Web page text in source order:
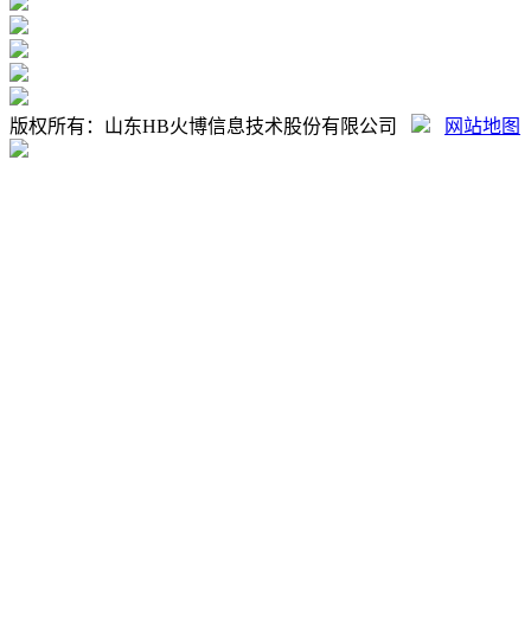
版权所有：山东HB火博信息技术股份有限公司 网站地图